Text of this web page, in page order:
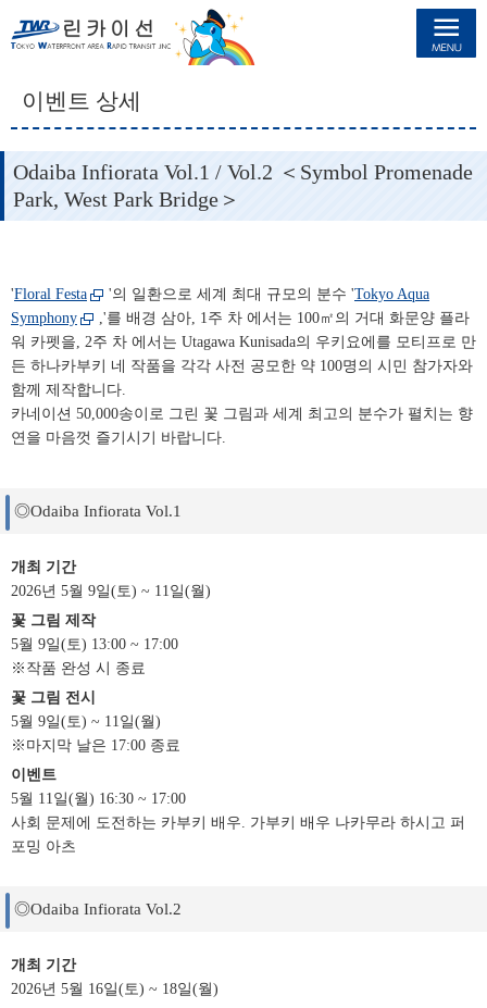
이벤트 상세
Odaiba Infiorata Vol.1 / Vol.2 ＜Symbol Promenade
Park, West Park Bridge＞
'Floral Festa '의 일환으로 세계 최대 규모의 분수 'Tokyo Aqua
Symphony
,'를 배경 삼아, 1주 차 에서는 100㎡의 거대 화문양 플라
워 카펫을, 2주 차 에서는 Utagawa Kunisada의 우키요에를 모티프로 만
든 하나카부키 네 작품을 각각 사전 공모한 약 100명의 시민 참가자와
함께 제작합니다.
카네이션 50,000송이로 그린 꽃 그림과 세계 최고의 분수가 펼치는 향
연을 마음껏 즐기시기 바랍니다.
◎Odaiba Infiorata Vol.1
개최 기간
2026년 5월 9일(토) ~ 11일(월)
꽃 그림 제작
5월 9일(토) 13:00 ~ 17:00
※작품 완성 시 종료
꽃 그림 전시
5월 9일(토) ~ 11일(월)
※마지막 날은 17:00 종료
이벤트
5월 11일(월) 16:30 ~ 17:00
사회 문제에 도전하는 카부키 배우. 가부키 배우 나카무라 하시고 퍼
포밍 아츠
◎Odaiba Infiorata Vol.2
개최 기간
2026년 5월 16일(토) ~ 18일(월)